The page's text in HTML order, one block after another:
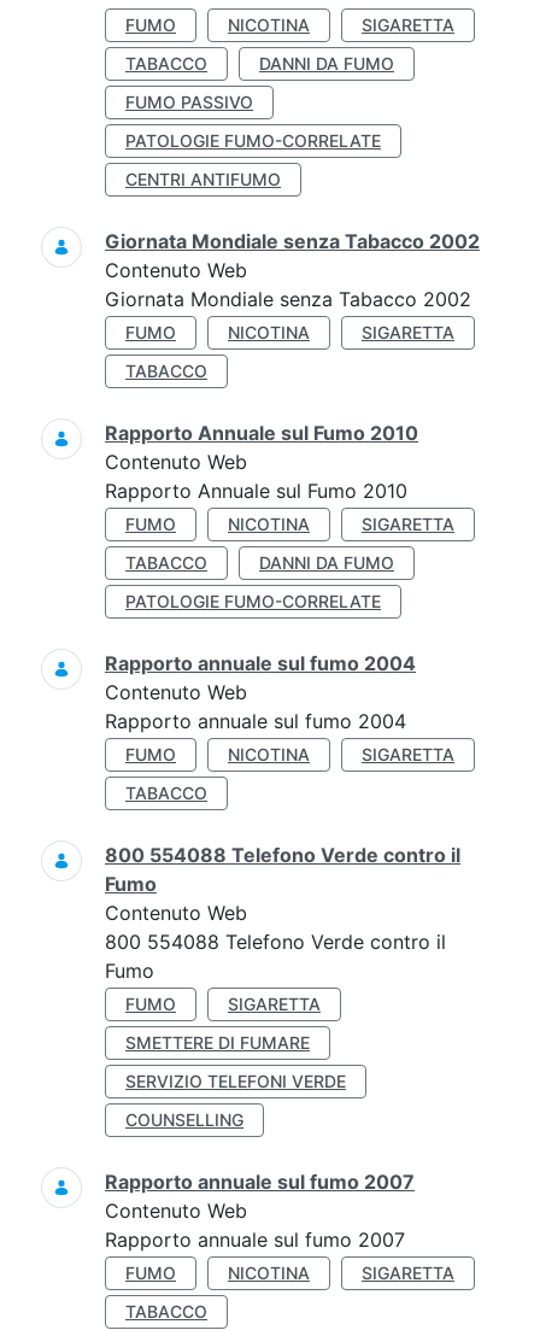
FUMO NICOTINA
SIGARETTA
TABACCO
DANNI DA FUMO
FUMO PASSIVO
PATOLOGIE FUMO-CORRELATE
CENTRI ANTIFUMO
Giornata Mondiale senza Tabacco 2002
Contenuto Web
Giornata Mondiale senza Tabacco 2002
FUMO NICOTINA
SIGARETTA
TABACCO
Rapporto Annuale sul Fumo 2010
Contenuto Web
Rapporto Annuale sul Fumo 2010
FUMO NICOTINA
SIGARETTA
TABACCO
DANNI DA FUMO
PATOLOGIE FUMO-CORRELATE
Rapporto annuale sul fumo 2004
Contenuto Web
Rapporto annuale sul fumo 2004
FUMO NICOTINA
SIGARETTA
TABACCO
800 554088 Telefono Verde contro il
Fumo
Contenuto Web
800 554088 Telefono Verde contro il
Fumo
FUMO
SIGARETTA
SMETTERE DI FUMARE
SERVIZIO TELEFONI VERDE
COUNSELLING
Rapporto annuale sul fumo 2007
Contenuto Web
Rapporto annuale sul fumo 2007
FUMO NICOTINA
SIGARETTA
TABACCO